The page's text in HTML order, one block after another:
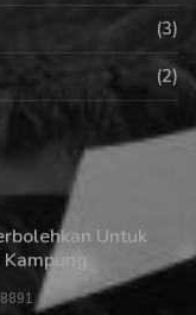
(3)
(2)
Untuk